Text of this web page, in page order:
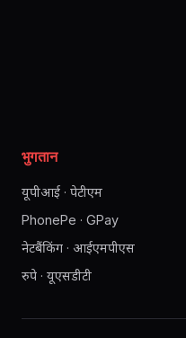
भुगतान
यूपीआई · पेटीएम
PhonePe · GPay
नेटबैंकिंग · आईएमपीएस
रुपे · यूएसडीटी